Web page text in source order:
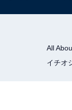
All
イチオ